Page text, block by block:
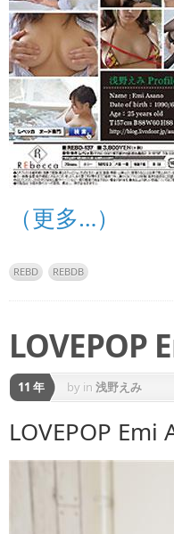
（更多…）
REBD REBDB
LOVEPOP
11 年 by in 浅野えみ
LOVEPOP